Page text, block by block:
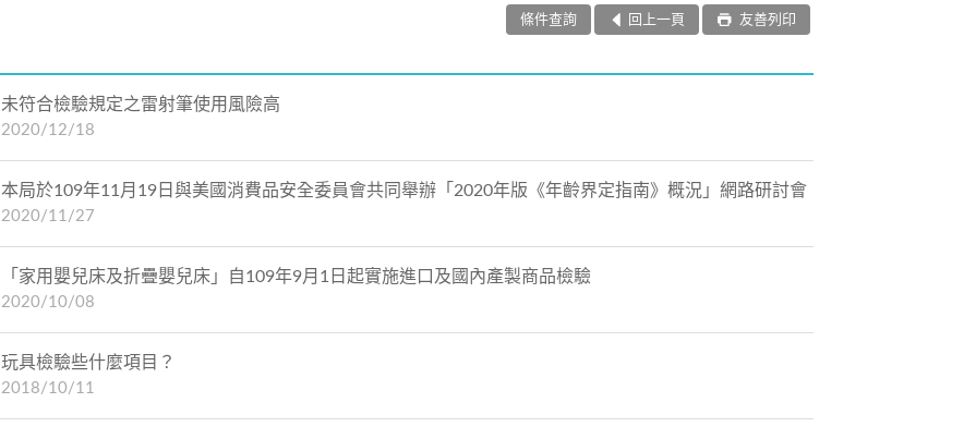
條件查詢 回上一頁 友善列印
未符合檢驗規定之雷射筆使用風險高
2020/12/18
本局於109年11月19日與美國消費品安全委員會共同舉辦「2020年版《年齡界定指南》概況」網路研討會
2020/11/27
「家用嬰兒床及折疊嬰兒床」自109年9月1日起實施進口及國內產製商品檢驗
2020/10/08
玩具檢驗些什麼項目？
2018/10/11